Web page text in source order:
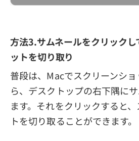
方法3.サムネールをクリックし
ットを切り取り
普段は、Macでスクリーンシ
ら、デスクトップの右下隅に
ます。それをクリックすると
トを切り取ることができます。